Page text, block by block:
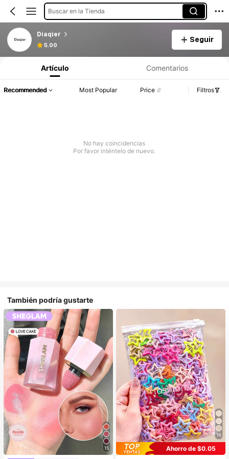
Buscar en la Tienda
Diaqier
5.00
Seguir
Artículo Comentarios
Recommended Most Popular Price Filtros
No hay coincidencias
Por favor inténtelo de nuevo.
También podría gustarte
15
16
Ahorro de $0.05